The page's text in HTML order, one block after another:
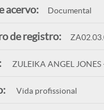
acervo: Documental
de registro:
ZULEIKA ANGEL JONES
Vida profissional